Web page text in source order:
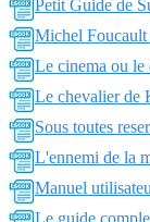
Petit Guide de
Michel Foucault
Le cinema ou le
Le chevalier de
Sous toutes
L'ennemi de la
Manuel
Le guide